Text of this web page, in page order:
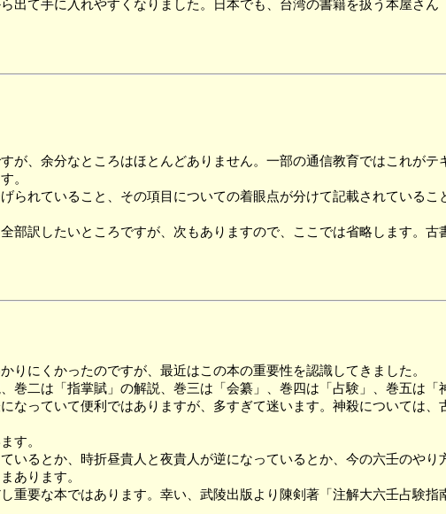
て手に入れやすくなりました。日本でも、台湾の書籍を扱う本屋さん
、余分なところはほとんどありません。一部の通信教育ではこれがテ
。
れていること、その項目についての着眼点が分けて記載されているこ
訳したいところですが、次もありますので、ここでは省略します。古
にくかったのですが、最近はこの本の重要性を認識してきました。
二は「指掌賦」の解説、巻三は「会纂」、巻四は「占験」、巻五は「
っていて便利ではありますが、多すぎて迷います。神殺については、
す。
るとか、時折昼貴人と夜貴人が逆になっているとか、今の六壬のやり
あります。
要な本ではあります。幸い、武陵出版より陳剣著「注解大六壬占験指